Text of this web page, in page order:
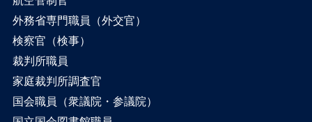
外務省専門職員（外交官）
検察官（検事）
裁判所職員
家庭裁判所調査官
国会職員（衆議院・参議院）